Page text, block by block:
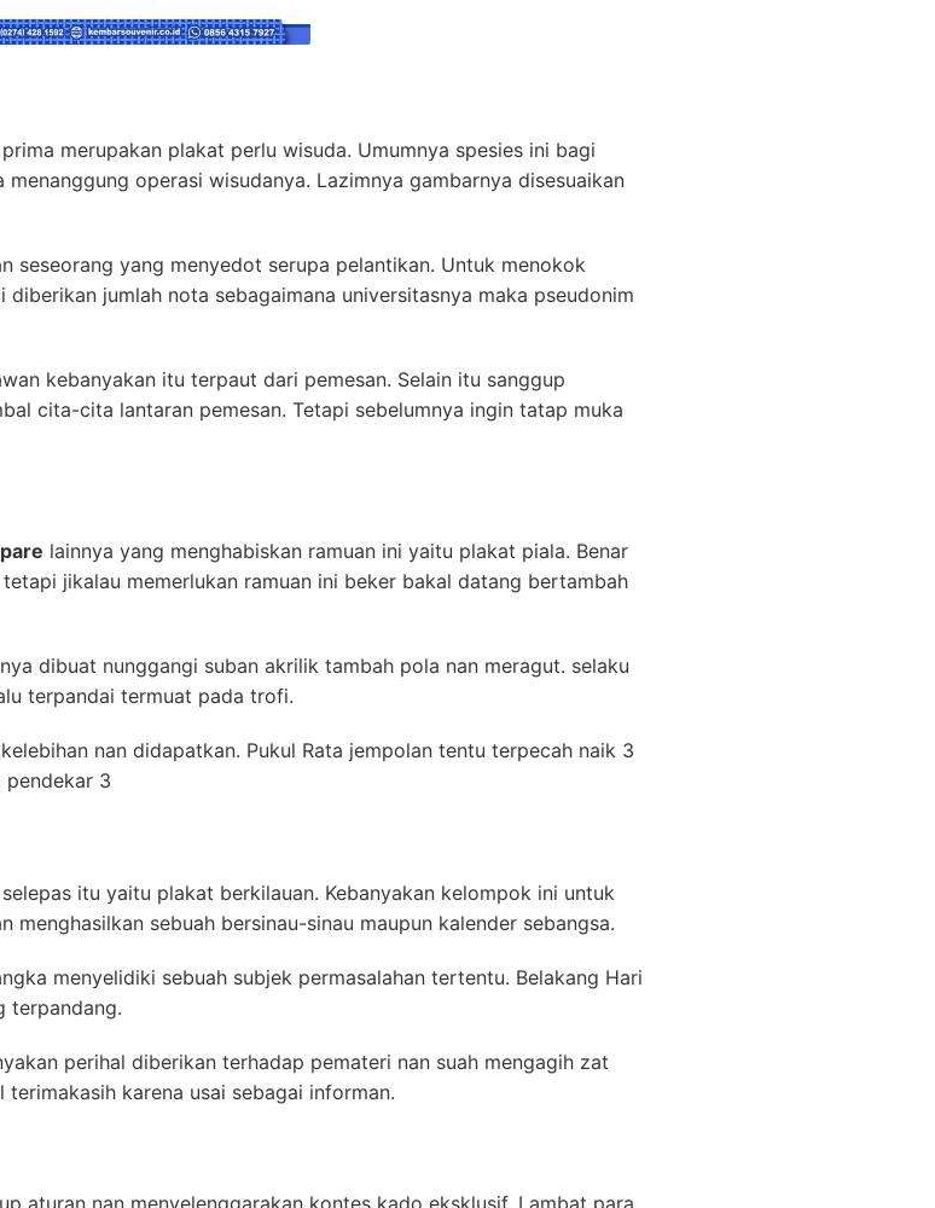
prima merupakan plakat perlu wisuda. Umumnya spesies ini bagi
operasi wisudanya. Lazimnya gambarnya disesuaikan
seseorang yang menyedot serupa pelantikan. Untuk menokok
jumlah nota sebagaimana universitasnya maka pseudonim
kebanyakan itu terpaut dari pemesan. Selain itu sanggup
cita-cita lantaran pemesan. Tetapi sebelumnya ingin tatap muka
lainnya yang menghabiskan ramuan ini yaitu plakat piala. Benar
jikalau memerlukan ramuan ini beker bakal datang bertambah
dibuat nunggangi suban akrilik tambah pola nan meragut. selaku
terpandai termuat pada trofi.
nan didapatkan. Pukul Rata jempolan tentu terpecah naik 3
pendekar 3
selepas itu yaitu plakat berkilauan. Kebanyakan kelompok ini untuk
menghasilkan sebuah bersinau-sinau maupun kalender sebangsa.
menyelidiki sebuah subjek permasalahan tertentu. Belakang Hari
terpandang.
perihal diberikan terhadap pemateri nan suah mengagih zat
karena usai sebagai informan.